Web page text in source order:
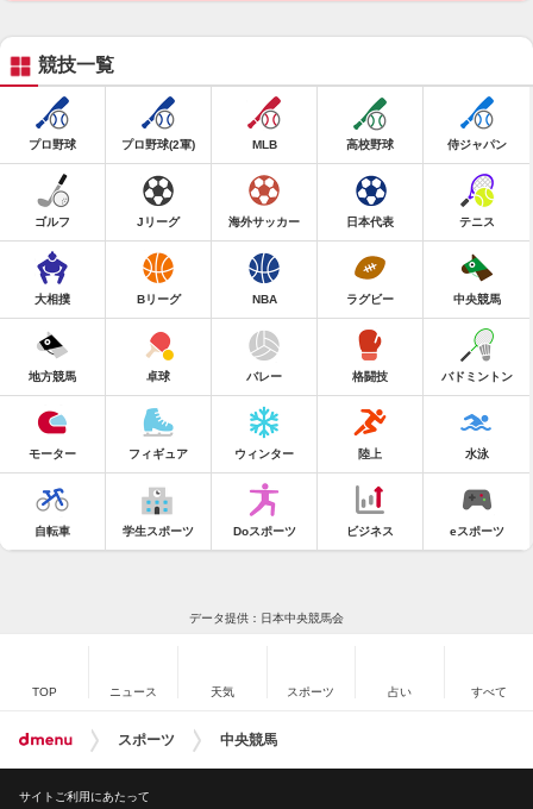
競技一覧
プロ野球 プロ野球(2軍) MLB 高校野球 侍ジャパン
ゴルフ Jリーグ 海外サッカー 日本代表 テニス
大相撲 Bリーグ NBA ラグビー 中央競馬
地方競馬 卓球 バレー 格闘技 バドミントン
モーター フィギュア ウィンター 陸上 水泳
自転車 学生スポーツ Doスポーツ ビジネス eスポーツ
データ提供：日本中央競馬会
TOP ニュース 天気 スポーツ 占い すべて
スポーツ 中央競馬
サイトご利用にあたって